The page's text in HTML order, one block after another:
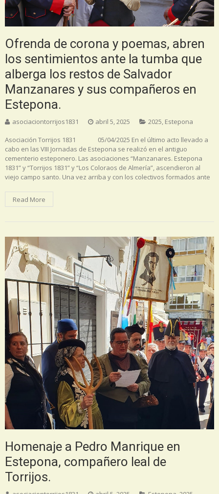
Ofrenda de corona y poemas, abren
los sentimientos ante la tumba que
alberga los restos de Salvador
Manzanares y sus compañeros en
Estepona.
asociaciontorrijos1831 abril 5, 2025 2025, Estepona
Asociación Torrijos 1831 05/04/2025 En el último acto llevado a
cabo en las VIII Jornadas de Estepona se realizó en el antiguo
cementerio esteponero. Las asociaciones “Manzanares. Estepona
1831” y “Torrijos 1831” y “Los Coloraos de Almería”, ascendieron al
viejo campo santo. Una vez arriba y con los colectivos formados ante
Read More
Homenaje a Pedro Manrique en
Estepona, compañero leal de
Torrijos.